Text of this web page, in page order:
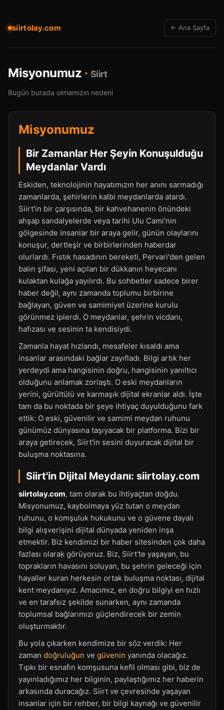
siirtolay.com ← Ana Sayfa
Misyonumuz · Siirt
Bugün burada olmamızın nedeni
Misyonumuz
Bir Zamanlar Her Şeyin Konuşulduğu
Meydanlar Vardı
Eskiden, teknolojinin hayatımızın her anını sarmadığı
zamanlarda, şehirlerin kalbi meydanlarda atardı.
Siirt'in bir çarşısında, bir kahvehanenin önündeki
ahşap sandalyelerde veya tarihi Ulu Cami'nin
gölgesinde insanlar bir araya gelir, günün olaylarını
konuşur, dertleşir ve birbirlerinden haberdar
olurlardı. Fıstık hasadının bereketi, Pervari'den gelen
balın şifası, yeni açılan bir dükkanın heyecanı
kulaktan kulağa yayılırdı. Bu sohbetler sadece birer
haber değil, aynı zamanda toplumu birbirine
bağlayan, güven ve samimiyet üzerine kurulu
görünmez iplerdi. O meydanlar, şehrin vicdanı,
hafızası ve sesinin ta kendisiydi.
Zamanla hayat hızlandı, mesafeler kısaldı ama
insanlar arasındaki bağlar zayıfladı. Bilgi artık her
yerdeydi ama hangisinin doğru, hangisinin yanıltıcı
olduğunu anlamak zorlaştı. O eski meydanların
yerini, gürültülü ve karmaşık dijital ekranlar aldı. İşte
tam da bu noktada bir şeye ihtiyaç duyulduğunu fark
ettik: O eski, güvenilir ve samimi meydan ruhunu
günümüz dünyasına taşıyacak bir platforma. Bizi bir
araya getirecek, Siirt'in sesini duyuracak dijital bir
buluşma noktasına.
Siirt'in Dijital Meydanı: siirtolay.com
siirtolay.com, tam olarak bu ihtiyaçtan doğdu.
Misyonumuz, kaybolmaya yüz tutan o meydan
ruhunu, o komşuluk hukukunu ve o güvene dayalı
bilgi alışverişini dijital dünyada yeniden inşa
etmektir. Biz kendimizi bir haber sitesinden çok daha
fazlası olarak görüyoruz. Biz, Siirt'te yaşayan, bu
toprakların havasını soluyan, bu şehrin geleceği için
hayaller kuran herkesin ortak buluşma noktası, dijital
kent meydanıyız. Amacımız, en doğru bilgiyi en hızlı
ve en tarafsız şekilde sunarken, aynı zamanda
toplumsal bağlarımızı güçlendirecek bir zemin
oluşturmaktır.
Bu yola çıkarken kendimize bir söz verdik: Her
zaman doğruluğun ve güvenin yanında olacağız.
Tıpkı bir esnafın komşusuna kefil olması gibi, biz de
yayınladığımız her bilginin, paylaştığımız her haberin
arkasında duracağız. Siirt ve çevresinde yaşayan
insanlar için bir rehber, bir bilgi kaynağı ve güvenilir